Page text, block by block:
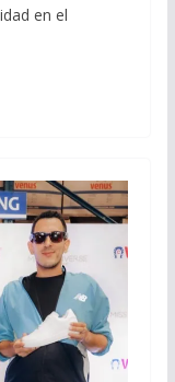
en el